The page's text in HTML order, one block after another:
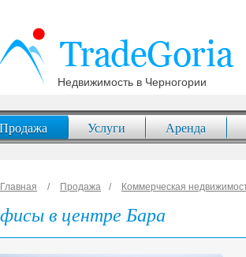
Недвижимость в Черногории
Продажа Услуги Аренда
Главная Продажа Коммерческая
в центре Бара